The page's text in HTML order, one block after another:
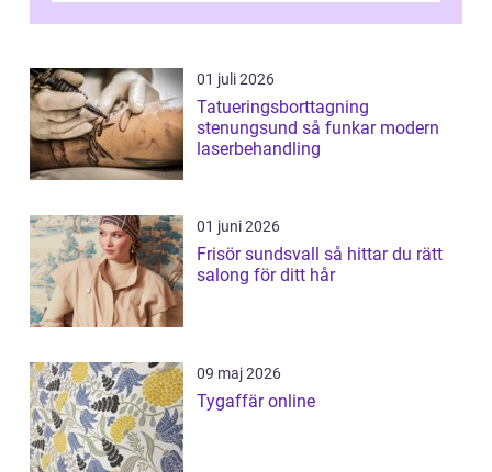
01 juli 2026
Tatueringsborttagning
stenungsund så funkar modern
laserbehandling
01 juni 2026
Frisör sundsvall så hittar du rätt
salong för ditt hår
09 maj 2026
Tygaffär online